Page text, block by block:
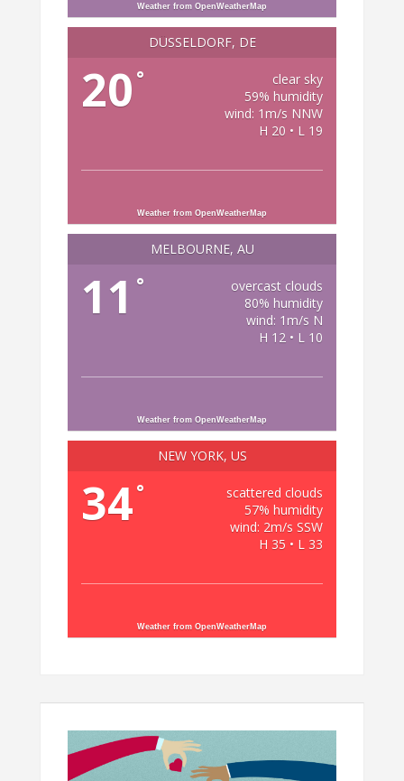
Weather from OpenWeatherMap
DÜSSELDORF, DE
20 °
clear sky
59% humidity
wind: 1m/s NNW
H 20 • L 19
Weather from OpenWeatherMap
MELBOURNE, AU
11 °
overcast clouds
80% humidity
wind: 1m/s N
H 12 • L 10
Weather from OpenWeatherMap
NEW YORK, US
34°
scattered clouds
57% humidity
wind: 2m/s SSW
H 35 • L 33
Weather from OpenWeatherMap